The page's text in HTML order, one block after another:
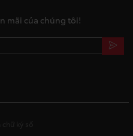
mãi của chúng tôi!